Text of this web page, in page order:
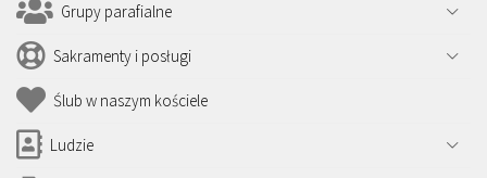
Grupy parafialne
Sakramenty i posługi
Ślub w naszym kościele
Ludzie